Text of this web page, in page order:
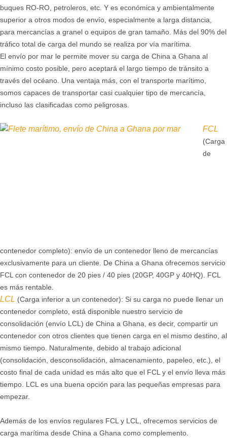
buques RO-RO, petroleros, etc. Y es económica y ambientalmente
superior a otros modos de envío, especialmente a larga distancia,
para mercancías a granel o equipos de gran tamaño. Más del 90% del
tráfico total de carga del mundo se realiza por vía marítima.
El envío por mar le permite mover su carga de China a Ghana al
mínimo costo posible, pero aceptará el largo tiempo de tránsito a
través del océano. Una ventaja más, con el transporte marítimo,
somos capaces de transportar casi cualquier tipo de mercancía,
incluso las clasificadas como peligrosas.
FCL
(Carga
de
contenedor completo): envío de un contenedor lleno de mercancías
exclusivamente para un cliente. De China a Ghana ofrecemos servicio
FCL con contenedor de 20 pies / 40 pies (20GP, 40GP y 40HQ). FCL
es más rentable.
LCL (Carga inferior a un contenedor): Si su carga no puede llenar un
contenedor completo, está disponible nuestro servicio de
consolidación (envío LCL) de China a Ghana, es decir, compartir un
contenedor con otros clientes que tienen carga en el mismo destino, al
mismo tiempo. Naturalmente, debido al trabajo adicional
(consolidación, desconsolidación, almacenamiento, papeleo, etc.), el
costo final de cada unidad es más alto que el FCL y el envío lleva más
tiempo. LCL es una buena opción para las pequeñas empresas para
empezar.
Además de los envíos regulares FCL y LCL, ofrecemos servicios de
carga marítima desde China a Ghana como complemento.